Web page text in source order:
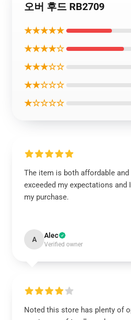
오버 후드 RB2709
★★★★★
★★★★☆
★★★☆☆
★★☆☆☆
★☆☆☆☆
The item is both affordable and
exceeded my expectations and
my purchase.
A Alec
Verified owner
Noted this store has plenty of